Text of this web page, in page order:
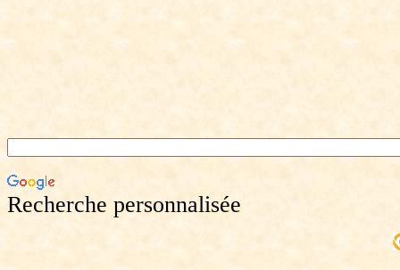
Recherche personnalisée